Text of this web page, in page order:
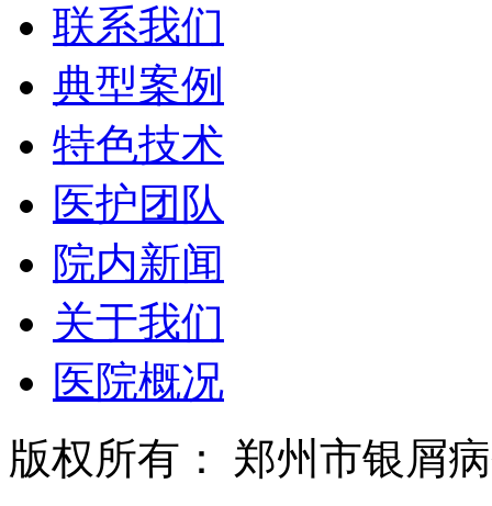
联系我们
典型案例
特色技术
医护团队
院内新闻
关于我们
医院概况
版权所有： 郑州市银屑